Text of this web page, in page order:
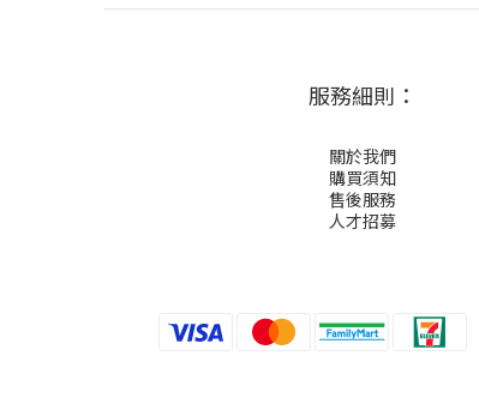
服務細則：
關於我們
購買須知
售後服務
人才招募